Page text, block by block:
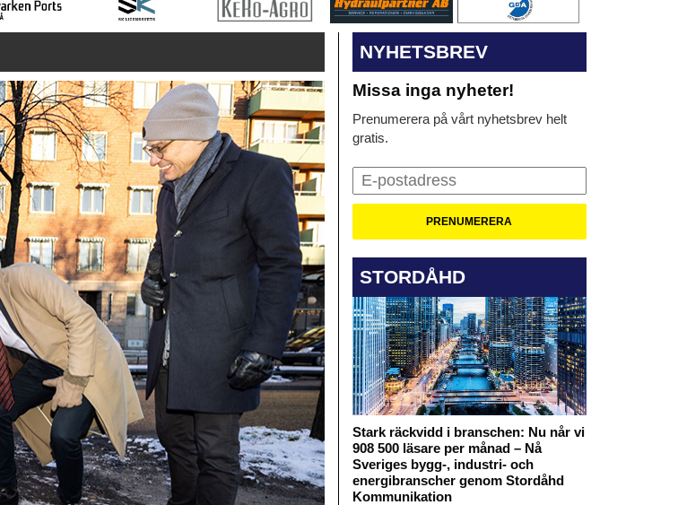
NYHETSBREV
Missa inga nyheter!
Prenumerera på vårt nyhetsbrev helt
gratis.
STORDÅHD
Stark räckvidd i branschen: Nu når vi
908 500 läsare per månad – Nå
Sveriges bygg-, industri- och
energibranscher genom Stordåhd
Kommunikation